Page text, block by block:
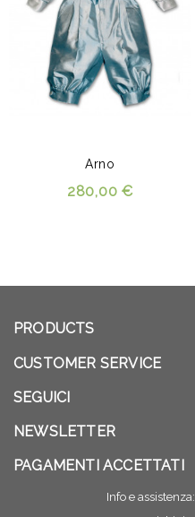
Arno
280,00 €
PRODUCTS
CUSTOMER SERVICE
SEGUICI
NEWSLETTER
PAGAMENTI ACCETTATI
Info e assistenza: